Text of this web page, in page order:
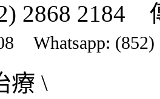
2868 2184
Whatsapp: (852)
療 \